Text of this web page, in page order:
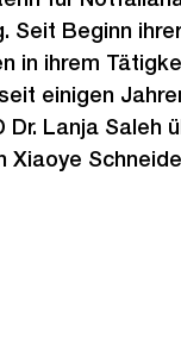
Seit Beginn
in ihrem
einigen
Lanja Saleh
Xiaoye